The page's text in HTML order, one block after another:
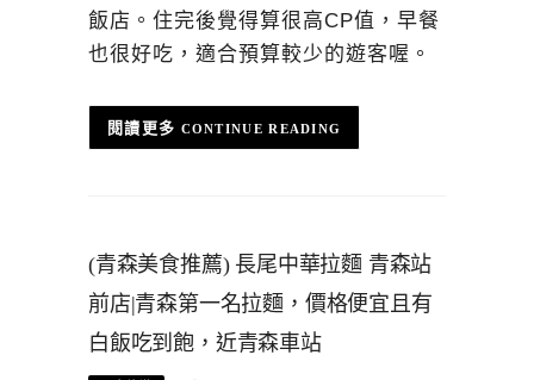
飯店。住完後覺得算很高CP值，早餐
也很好吃，適合預算較少的遊客喔。
CONTINUE READING
(青森美食推薦) 長尾中華拉麵 青森站
前店|青森第一名拉麵，價格便宜且有
白飯吃到飽，近青森車站